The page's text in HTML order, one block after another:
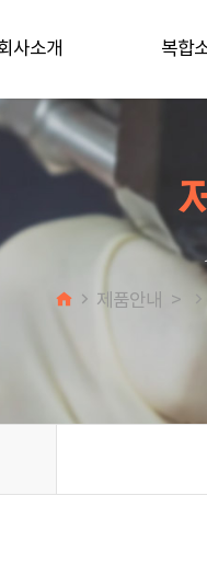
사소개
인사말
사업분야
아오시는 길
복합
복합소
1:1 문의
1:1 문의 공지
제품안내 >